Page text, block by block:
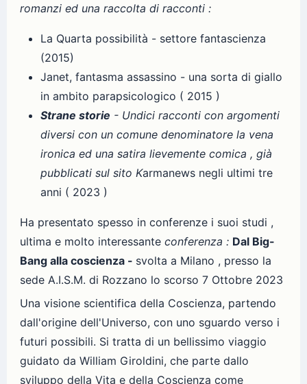
romanzi ed una raccolta di racconti :
La Quarta possibilità - settore fantascienza
(2015)
Janet, fantasma assassino - una sorta di giallo
in ambito parapsicologico ( 2015 )
Strane storie - Undici racconti con argomenti
diversi con un comune denominatore la vena
ironica ed una satira lievemente comica , già
pubblicati sul sito Karmanews negli ultimi tre
anni ( 2023 )
Ha presentato spesso in conferenze i suoi studi ,
ultima e molto interessante conferenza : Dal Big-
Bang alla coscienza - svolta a Milano , presso la
sede A.I.S.M. di Rozzano lo scorso 7 Ottobre 2023
Una visione scientifica della Coscienza, partendo
dall'origine dell'Universo, con uno sguardo verso i
futuri possibili. Si tratta di un bellissimo viaggio
guidato da William Giroldini, che parte dallo
sviluppo della Vita e della Coscienza come